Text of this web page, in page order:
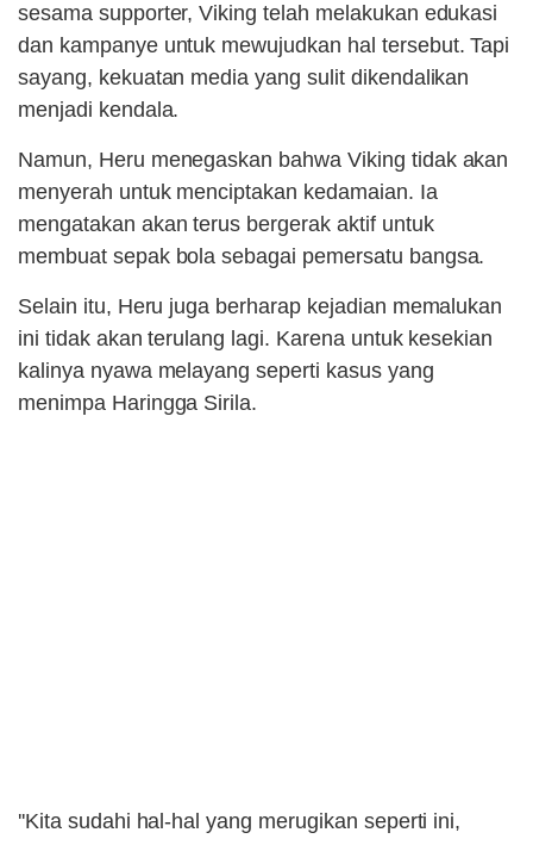
sesama supporter, Viking telah melakukan edukasi
dan kampanye untuk mewujudkan hal tersebut. Tapi
sayang, kekuatan media yang sulit dikendalikan
menjadi kendala.
Namun, Heru menegaskan bahwa Viking tidak akan
menyerah untuk menciptakan kedamaian. Ia
mengatakan akan terus bergerak aktif untuk
membuat sepak bola sebagai pemersatu bangsa.
Selain itu, Heru juga berharap kejadian memalukan
ini tidak akan terulang lagi. Karena untuk kesekian
kalinya nyawa melayang seperti kasus yang
menimpa Haringga Sirila.
''Kita sudahi hal-hal yang merugikan seperti ini,